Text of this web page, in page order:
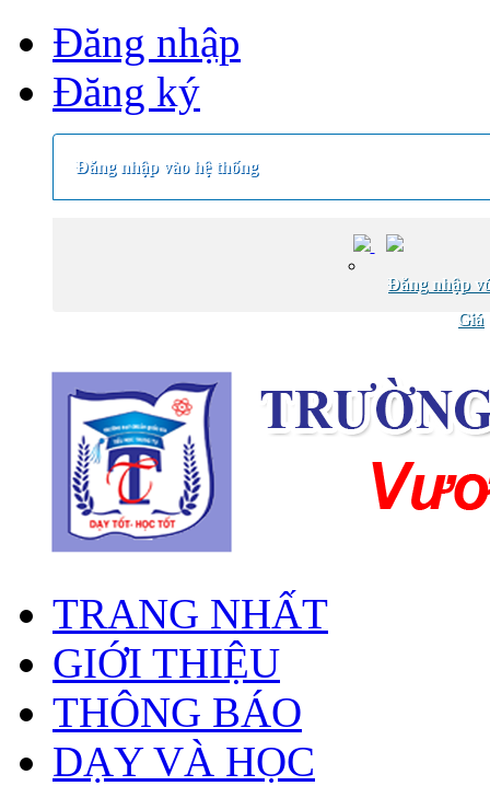
Đăng nhập
Đăng ký
Đăng nhập vào hệ thống
Đăng nhập
Giá
TRANG NHẤT
GIỚI THIỆU
THÔNG BÁO
DẠY VÀ HỌC